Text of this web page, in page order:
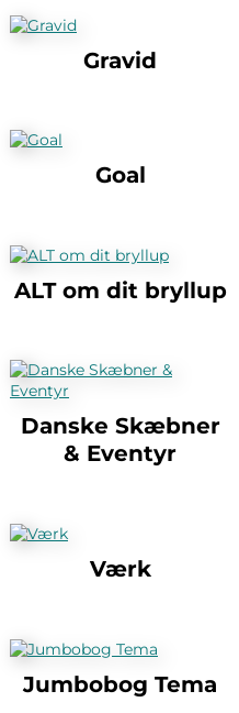
Gravid
Goal
ALT om dit bryllup
Danske Skæbner
& Eventyr
Værk
Jumbobog Tema